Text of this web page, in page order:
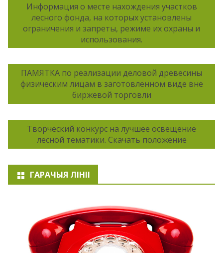
Информация о месте нахождения участков
лесного фонда, на которых установлены
ограничения и запреты, режиме их охраны и
использования.
ПАМЯТКА по реализации деловой древесины
физическим лицам в заготовленном виде вне
биржевой торговли
Творческий конкурс на лучшее освещение
лесной тематики. Скачать положение
ГАРАЧЫЯ ЛІНІІ